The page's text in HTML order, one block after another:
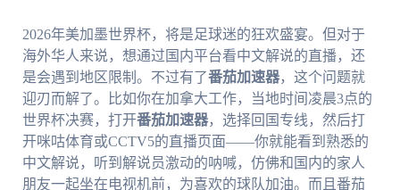
2026年美加墨世界杯，将是足球迷的狂欢盛宴。但对于
海外华人来说，想通过国内平台看中文解说的直播，还
是会遇到地区限制。不过有了番茄加速器，这个问题就
迎刃而解了。比如你在加拿大工作，当地时间凌晨3点的
世界杯决赛，打开番茄加速器，选择回国专线，然后打
开咪咕体育或CCTV5的直播页面——你就能看到熟悉的
中文解说，听到解说员激动的呐喊，仿佛和国内的家人
朋友一起坐在电视机前，为喜欢的球队加油。而且番茄